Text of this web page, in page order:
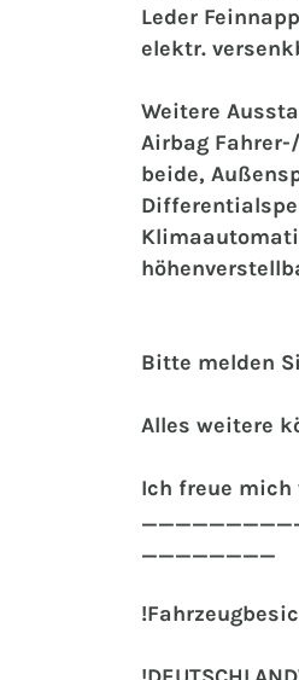
Leder
elektr.
Weitere
Airbag
beide,
Bitte melden
Alles weitere
Ich freue mich
________